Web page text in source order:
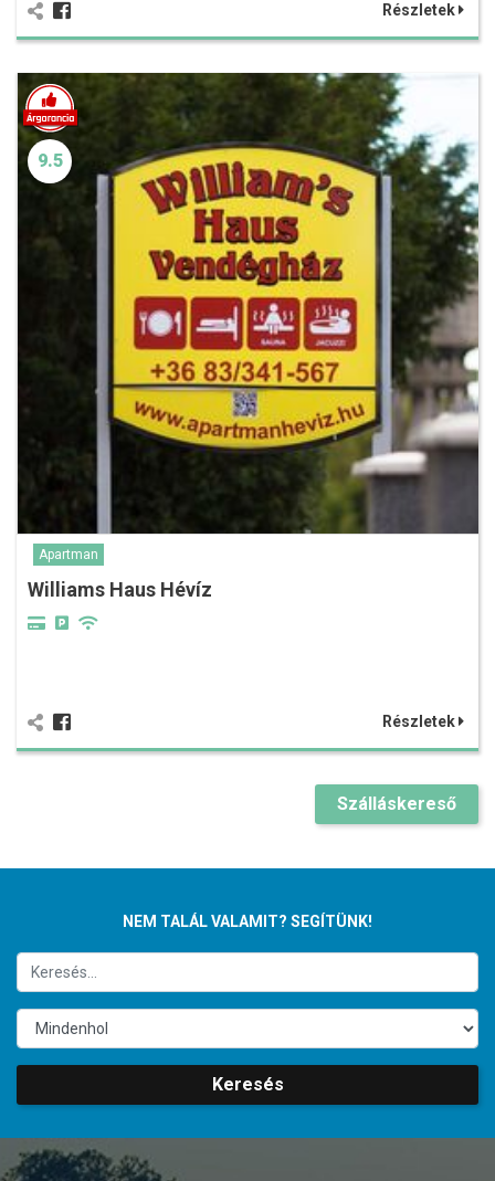
Részletek
9.5
Apartman
Williams Haus Hévíz
Részletek
Szálláskereső
NEM TALÁL VALAMIT? SEGÍTÜNK!
Keresés